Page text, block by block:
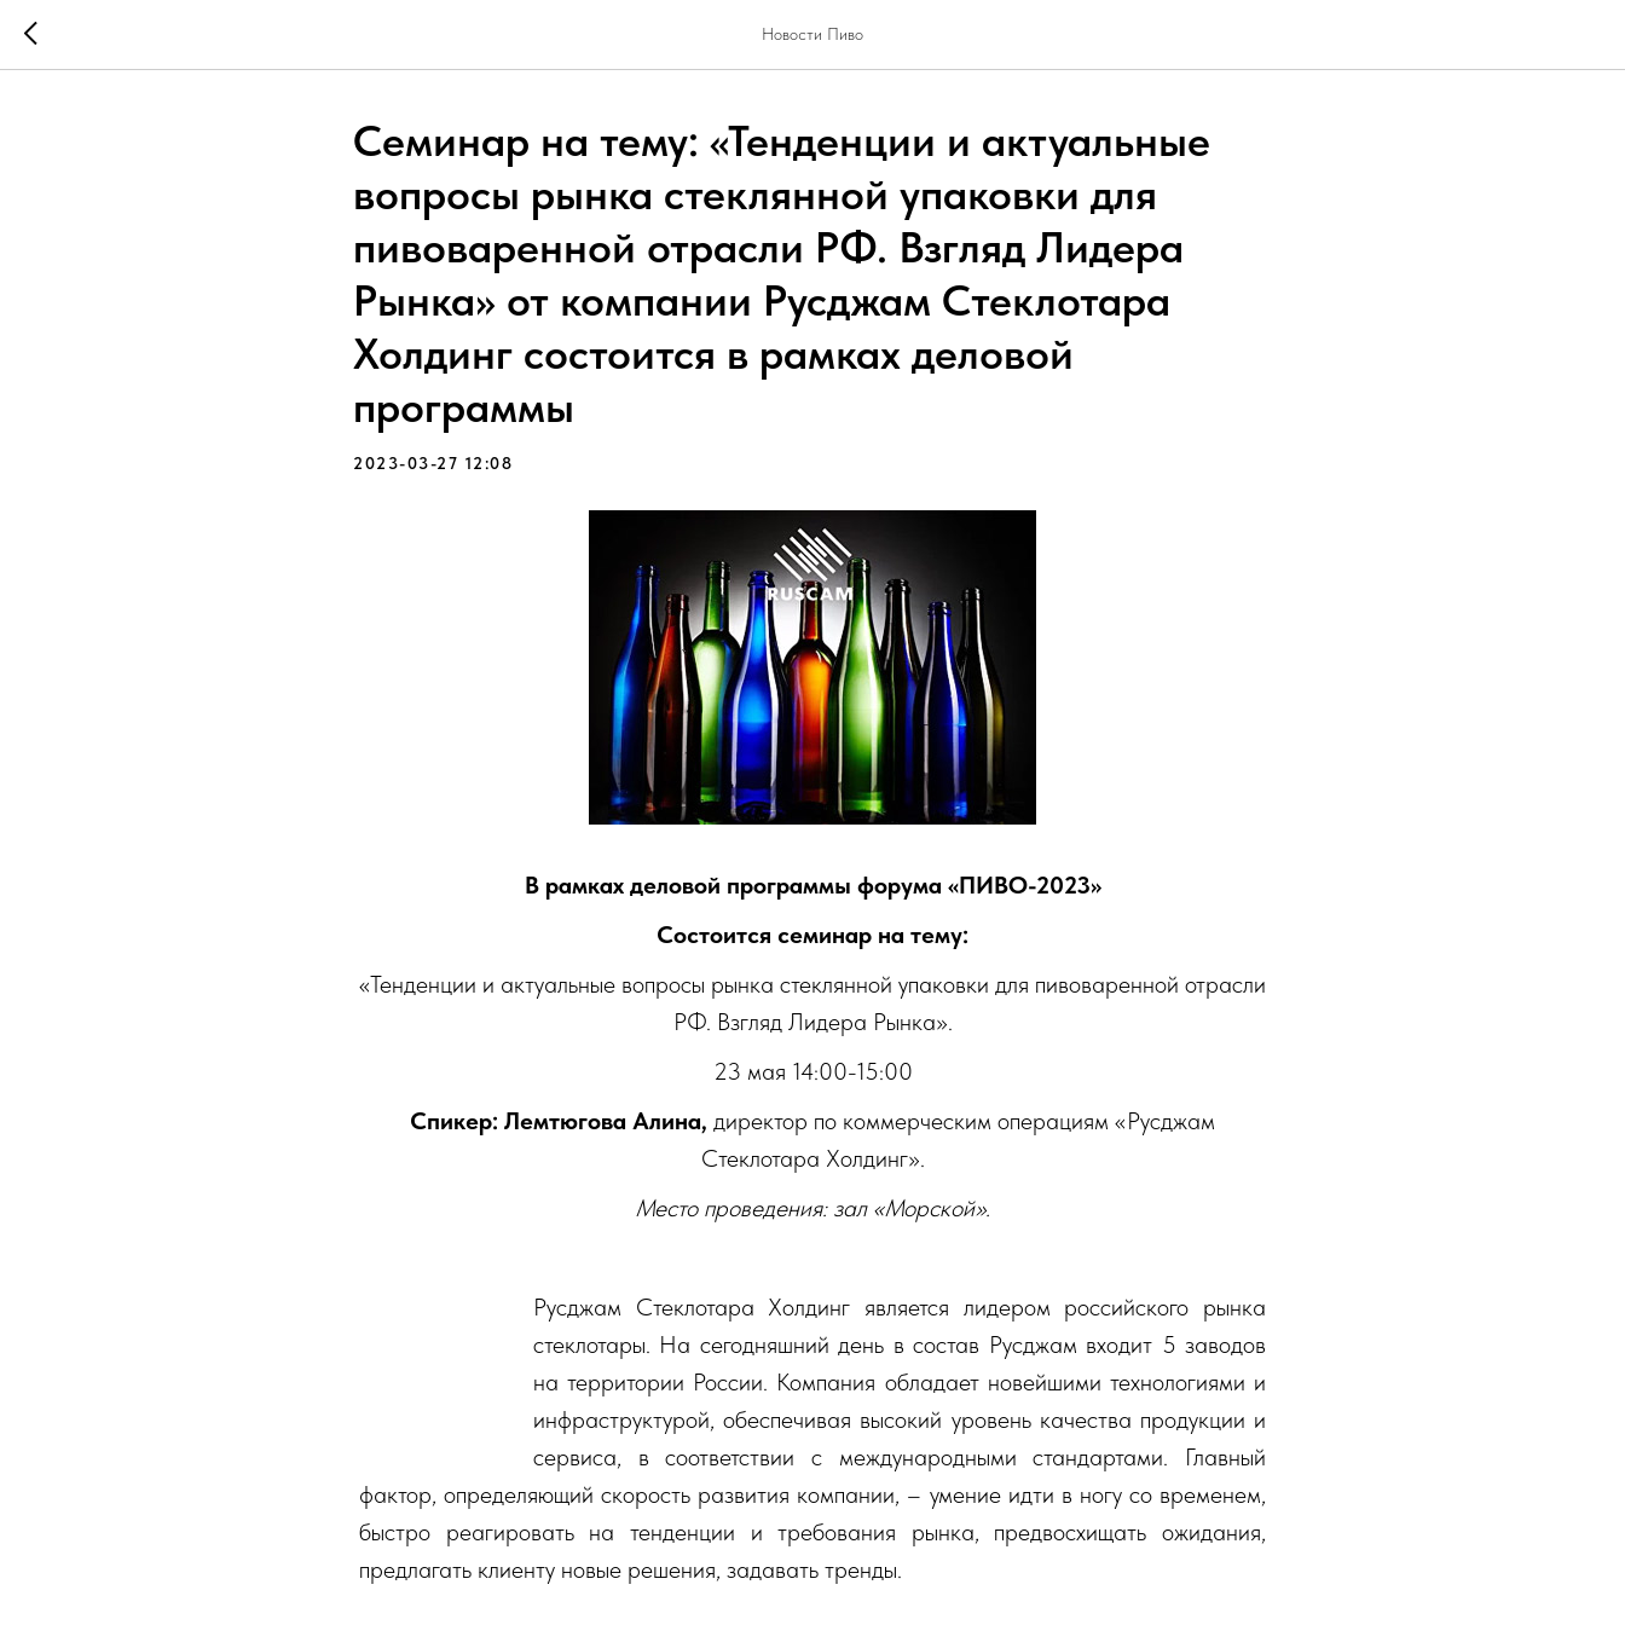
Новости Пиво
Семинар на тему: «Тенденции и актуальные
вопросы рынка стеклянной упаковки для
пивоваренной отрасли РФ. Взгляд Лидера
Рынка» от компании Русджам Стеклотара
Холдинг состоится в рамках деловой
программы
2023-03-27 12:08
В рамках деловой программы форума «ПИВО-2023»
Состоится семинар на тему:
«Тенденции и актуальные вопросы рынка стеклянной упаковки для пивоваренной отрасли
РФ. Взгляд Лидера Рынка».
23 мая 14:00-15:00
Спикер: Лемтюгова Алина, директор по коммерческим операциям «Русджам
Стеклотара Холдинг».
Место проведения: зал «Морской».
Русджам Стеклотара Холдинг является лидером российского рынка
стеклотары. На сегодняшний день в состав Русджам входит 5 заводов
на территории России. Компания обладает новейшими технологиями и
инфраструктурой, обеспечивая высокий уровень качества продукции и
сервиса, в соответствии с международными стандартами. Главный
фактор, определяющий скорость развития компании, – умение идти в ногу со временем,
быстро реагировать на тенденции и требования рынка, предвосхищать ожидания,
предлагать клиенту новые решения, задавать тренды.